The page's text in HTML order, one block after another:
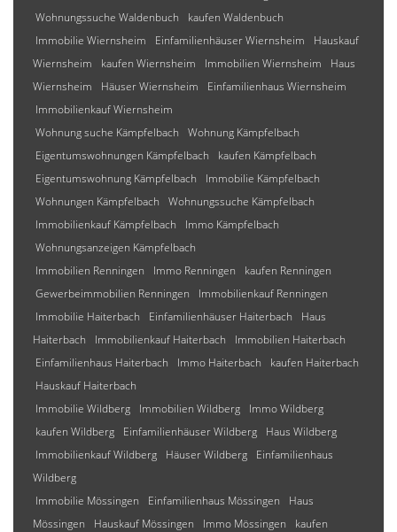
Wohnungssuche Waldenbuch
kaufen Waldenbuch
Immobilie Wiernsheim
Einfamilienhäuser Wiernsheim
Hauskauf
Wiernsheim
kaufen Wiernsheim Immobilien Wiernsheim
Haus
Wiernsheim
Häuser Wiernsheim
Einfamilienhaus Wiernsheim
Immobilienkauf Wiernsheim
Wohnung suche Kämpfelbach
Wohnung Kämpfelbach
Eigentumswohnungen Kämpfelbach
kaufen Kämpfelbach
Eigentumswohnung Kämpfelbach
Immobilie Kämpfelbach
Wohnungen Kämpfelbach
Wohnungssuche Kämpfelbach
Immobilienkauf Kämpfelbach
Immo Kämpfelbach
Wohnungsanzeigen Kämpfelbach
Immobilien Renningen
Immo Renningen
kaufen Renningen
Gewerbeimmobilien Renningen
Immobilienkauf Renningen
Immobilie Haiterbach
Einfamilienhäuser Haiterbach
Haus
Haiterbach
Immobilienkauf Haiterbach
Immobilien Haiterbach
Einfamilienhaus Haiterbach
Immo Haiterbach
kaufen Haiterbach
Hauskauf Haiterbach
Immobilie Wildberg
Immobilien Wildberg
Immo Wildberg
kaufen Wildberg
Einfamilienhäuser Wildberg
Haus Wildberg
Immobilienkauf Wildberg
Häuser Wildberg
Einfamilienhaus
Wildberg
Immobilie Mössingen
Einfamilienhaus Mössingen
Haus
Mössingen
Hauskauf Mössingen Immo Mössingen
kaufen